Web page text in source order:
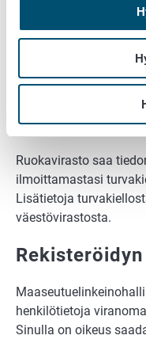
Ruokaviraston
tiedonluovutuksen
Tietoa meistä →
Turvakielto
Ruokavirasto saa
ilmoittamastasi
Lisätietoja
väestövirastosta.
henkilötietoja
Sinulla on oikeus